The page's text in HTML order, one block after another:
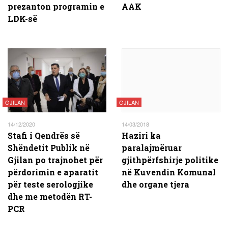
prezanton programin e
LDK-së
AAK
GJILAN
14/12/2020
Stafi i Qendrës së
Shëndetit Publik në
Gjilan po trajnohet për
përdorimin e aparatit
për teste serologjike
dhe me metodën RT-
PCR
GJILAN
14/03/2018
Haziri ka
paralajmëruar
gjithpërfshirje politike
në Kuvendin Komunal
dhe organe tjera